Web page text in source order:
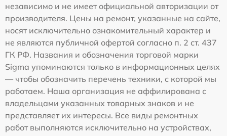
независимо и не имеет официальной авторизации от
производителя. Цены на ремонт, указанные на сайте,
носят исключительно ознакомительный характер и
не являются публичной офертой согласно п. 2 ст. 437
ГК РФ. Названия и обозначения торговой марки
Sigma упоминаются только в информационных целях
— чтобы обозначить перечень техники, с которой мы
работаем. Наша организация не аффилирована с
владельцами указанных товарных знаков и не
представляет их интересы. Все виды ремонтных
работ выполняются исключительно на устройствах,